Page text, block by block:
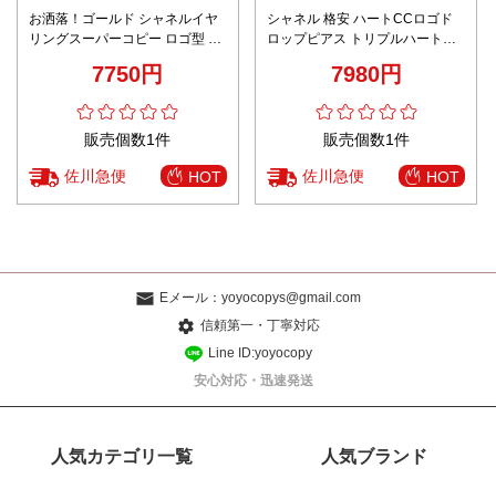
お洒落！ゴールド シャネルイヤ
リングスーパーコピー ロゴ型 激
7750円
販売個数1件
佐川急便 HOT
シャネル 格安 ハートCCロゴド
ロップピアス トリプルハートデ
7980円
販売個数1件
佐川急便 HOT
Eメール： yoyocopys@gmail.com
信頼第一・丁寧対応
Line ID:yoyocopy
安心対応・迅速発送
人気カテゴリ一覧 人気ブランド